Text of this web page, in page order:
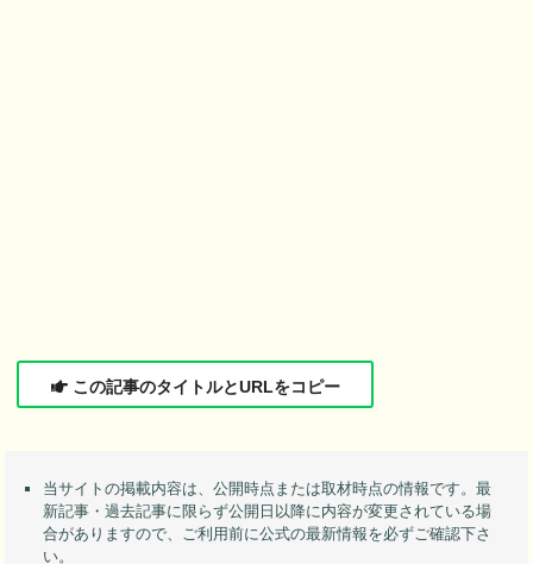
この記事のタイトルとURLをコピー
当サイトの掲載内容は、公開時点または取材時点の情報です。最
新記事・過去記事に限らず公開日以降に内容が変更されている場
合がありますので、ご利用前に公式の最新情報を必ずご確認下さ
い。